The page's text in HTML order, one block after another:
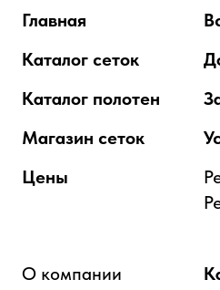
Главная
Каталог сеток
Каталог полотен
Магазин сеток
Цены
О компании